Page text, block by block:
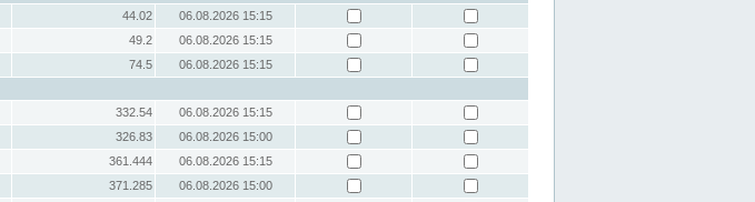
44.02
06.08.2026 15:15
49.2
06.08.2026 15:15
74.5
06.08.2026 15:15
332.54
06.08.2026 15:15
326.83
06.08.2026 15:00
361.444
06.08.2026 15:15
371.285
06.08.2026 15:00